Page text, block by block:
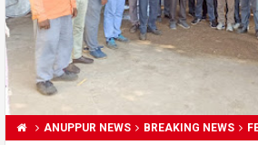
ANUPPUR NEWS BREAKING NEWS